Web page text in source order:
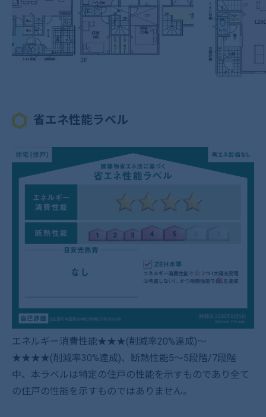
省エネ性能ラベル
エネルギー消費性能★★★(削減率20%達成)～
★★★★(削減率30%達成)、断熱性能5～5段階/7段階
中、本ラベルは特定の住戸の性能を示すものであり全て
の住戸の性能を示すものではありません。